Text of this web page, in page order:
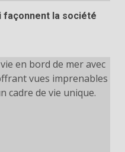
façonnent la société